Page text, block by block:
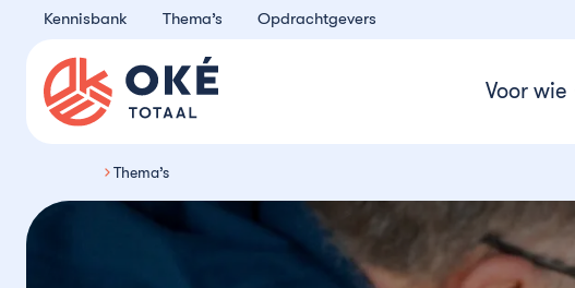
Ga naar de inhoud
Kennisbank Thema’s Opdrachtgevers
Oké Totaal
Voor wie
Thema’s